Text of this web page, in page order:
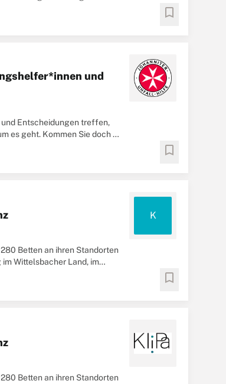
bookmark
und
und Entscheidungen treffen,
es geht. Kommen Sie doch in
bookmark
K
Betten an ihren Standorten
Wittelsbacher Land, im
bookmark
Betten an ihren Standorten